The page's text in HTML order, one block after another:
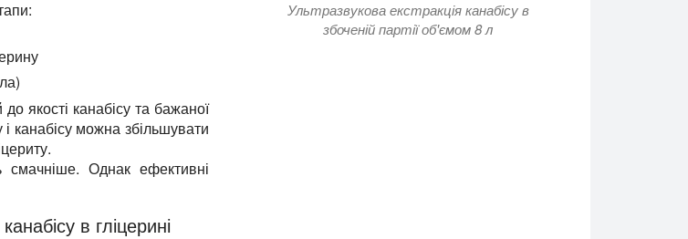
якості канабісу та бажаної
і канабісу можна збільшувати
смачніше. Однак ефективні
в гліцерині
Ультразвукова екстракція канабісу в
збоченій партії об'ємом 8 л